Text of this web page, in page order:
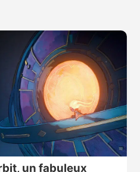
un fabuleux